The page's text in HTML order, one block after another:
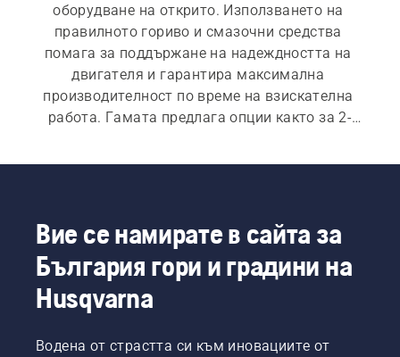
оборудване на открито. Използването на
правилното гориво и смазочни средства
помага за поддържане на надеждността на
двигателя и гарантира максимална
производителност по време на взискателна
работа. Гамата предлага опции както за 2-
Вие се намирате в сайта за
България гори и градини на
Husqvarna
Водена от страстта си към иновациите от